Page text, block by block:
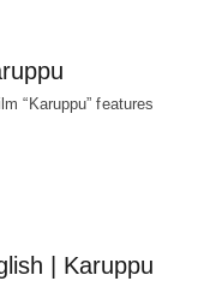
“Karuppu” features
| Karuppu